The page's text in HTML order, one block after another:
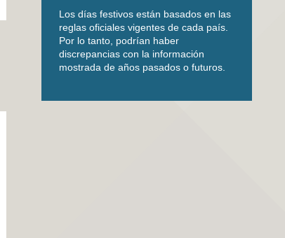
Los días festivos están basados en las
reglas oficiales vigentes de cada país.
Por lo tanto, podrían haber
discrepancias con la información
mostrada de años pasados o futuros.